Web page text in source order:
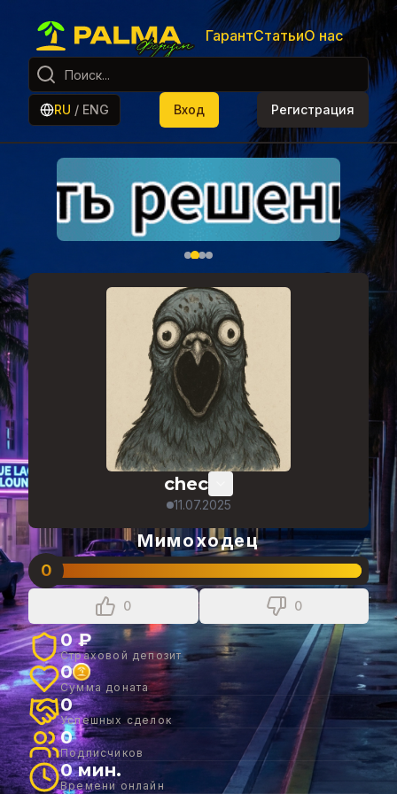
ГарантСтатьиО нас
RU / ENG Вход Регистрация
chec
11.07.2025
Мимоходец
0
0 0
0 ₽
Страховой депозит
0
Сумма доната
0
Успешных сделок
0
Подписчиков
0 мин.
Времени онлайн